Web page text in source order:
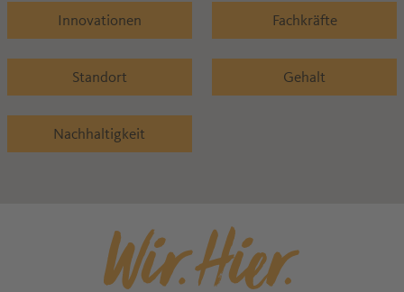
Innovationen Fachkräfte
Standort Gehalt
Nachhaltigkeit